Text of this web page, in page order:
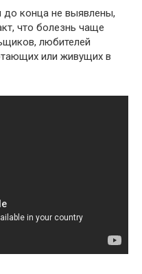
до конца не выявлены,
что болезнь чаще
любителей
или живущих в